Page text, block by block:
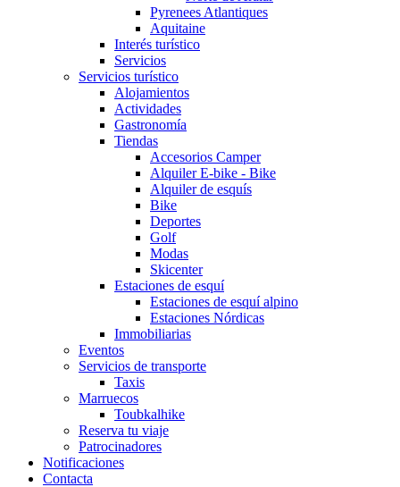
Pyrenees Atlantiques
Aquitaine
Interés turístico
Servicios
Servicios turístico
Alojamientos
Actividades
Gastronomía
Tiendas
Accesorios Camper
Alquiler E-bike - Bike
Alquiler de esquís
Bike
Deportes
Golf
Modas
Skicenter
Estaciones de esquí
Estaciones de esquí alpino
Estaciones Nórdicas
Immobiliarias
Eventos
Servicios de transporte
Taxis
Marruecos
Toubkalhike
Reserva tu viaje
Patrocinadores
Notificaciones
Contacta